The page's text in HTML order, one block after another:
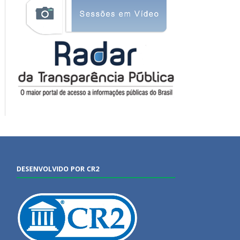
DESENVOLVIDO POR CR2